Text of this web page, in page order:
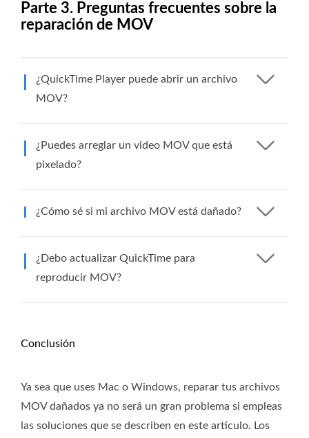
Parte 3. Preguntas frecuentes sobre la
reparación de MOV
¿QuickTime Player puede abrir un archivo
MOV?
¿Puedes arreglar un video MOV que está
pixelado?
¿Cómo sé si mi archivo MOV está dañado?
¿Debo actualizar QuickTime para
reproducir MOV?
Conclusión
Ya sea que uses Mac o Windows, reparar tus archivos
MOV dañados ya no será un gran problema si empleas
las soluciones que se describen en este artículo. Los